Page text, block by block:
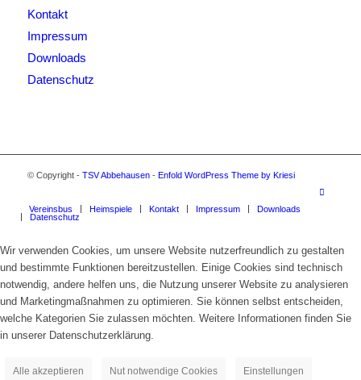
Kontakt
Impressum
Downloads
Datenschutz
© Copyright - TSV Abbehausen- Enfold WordPress Theme by Kriesi
Vereinsbus Heimspiele Kontakt Impressum
Downloads
Datenschutz
Wir verwenden Cookies, um unsere Website nutzerfreundlich zu gestalten
und bestimmte Funktionen bereitzustellen. Einige Cookies sind technisch
notwendig, andere helfen uns, die Nutzung unserer Website zu analysieren
und Marketingmaßnahmen zu optimieren. Sie können selbst entscheiden,
welche Kategorien Sie zulassen möchten. Weitere Informationen finden Sie
in unserer Datenschutzerklärung.
Alle akzeptieren Nut notwendige Cookies Einstellungen